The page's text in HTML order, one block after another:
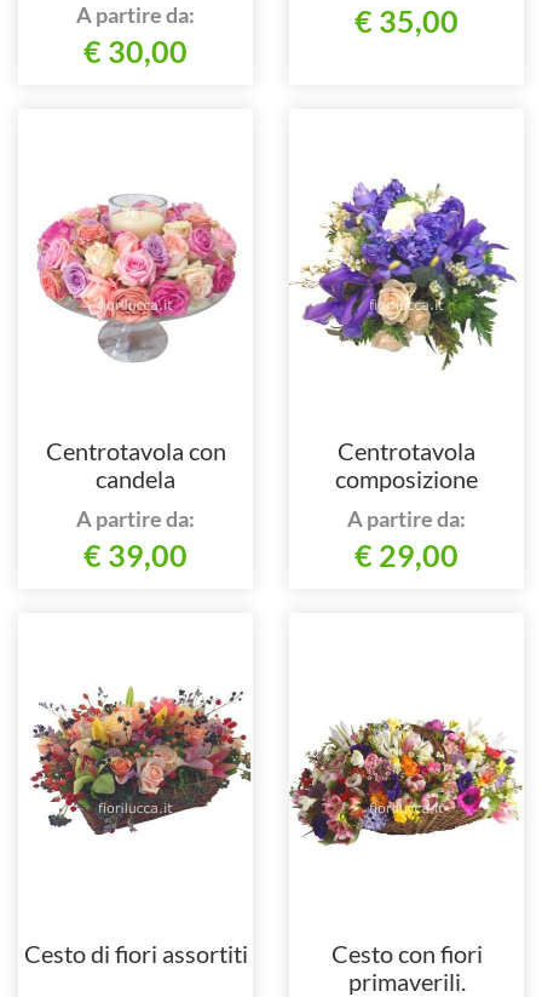
A partire da:
€ 30,00
€ 35,00
Centrotavola con
candela
A partire da:
€ 39,00
Centrotavola
composizione
assortita.
A partire da:
€ 29,00
Cesto di fiori assortiti
Cesto con fiori
primaverili.